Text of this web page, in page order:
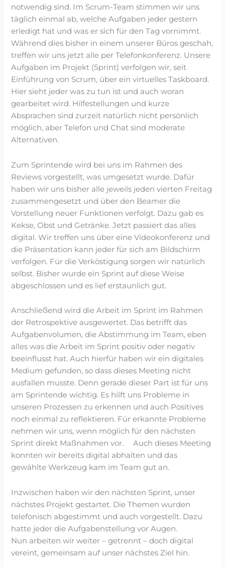
notwendig sind. Im Scrum-Team stimmen wir uns
täglich einmal ab, welche Aufgaben jeder gestern
erledigt hat und was er sich für den Tag vornimmt.
Während dies bisher in einem unserer Büros geschah,
treffen wir uns jetzt alle per Telefonkonferenz. Unsere
Aufgaben im Projekt (Sprint) verfolgen wir, seit
Einführung von Scrum, über ein virtuelles Taskboard.
Hier sieht jeder was zu tun ist und auch woran
gearbeitet wird. Hilfestellungen und kurze
Absprachen sind zurzeit natürlich nicht persönlich
möglich, aber Telefon und Chat sind moderate
Alternativen.
Zum Sprintende wird bei uns im Rahmen des
Reviews vorgestellt, was umgesetzt wurde. Dafür
haben wir uns bisher alle jeweils jeden vierten Freitag
zusammengesetzt und über den Beamer die
Vorstellung neuer Funktionen verfolgt. Dazu gab es
Kekse, Obst und Getränke. Jetzt passiert das alles
digital. Wir treffen uns über eine Videokonferenz und
die Präsentation kann jeder für sich am Bildschirm
verfolgen. Für die Verköstigung sorgen wir natürlich
selbst. Bisher wurde ein Sprint auf diese Weise
abgeschlossen und es lief erstaunlich gut.
Anschließend wird die Arbeit im Sprint im Rahmen
der Retrospektive ausgewertet. Das betrifft das
Aufgabenvolumen, die Abstimmung im Team, eben
alles was die Arbeit im Sprint positiv oder negativ
beeinflusst hat. Auch hierfür haben wir ein digitales
Medium gefunden, so dass dieses Meeting nicht
ausfallen musste. Denn gerade dieser Part ist für uns
am Sprintende wichtig. Es hilft uns Probleme in
unseren Prozessen zu erkennen und auch Positives
noch einmal zu reflektieren. Für erkannte Probleme
nehmen wir uns, wenn möglich für den nächsten
Sprint direkt Maßnahmen vor. Auch dieses Meeting
konnten wir bereits digital abhalten und das
gewählte Werkzeug kam im Team gut an.
Inzwischen haben wir den nächsten Sprint, unser
nächstes Projekt gestartet. Die Themen wurden
telefonisch abgestimmt und auch vorgestellt. Dazu
hatte jeder die Aufgabenstellung vor Augen.
Nun arbeiten wir weiter – getrennt – doch digital
vereint, gemeinsam auf unser nächstes Ziel hin.